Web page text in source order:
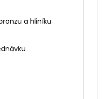
a hliníku